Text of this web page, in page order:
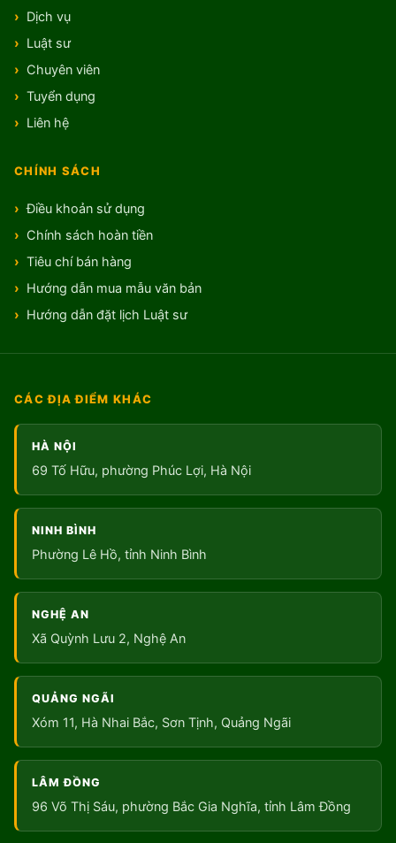
Dịch vụ
Luật sư
Chuyên viên
Tuyển dụng
Liên hệ
CHÍNH SÁCH
Điều khoản sử dụng
Chính sách hoàn tiền
Tiêu chí bán hàng
Hướng dẫn mua mẫu văn bản
Hướng dẫn đặt lịch Luật sư
CÁC ĐỊA ĐIỂM KHÁC
HÀ NỘI
69 Tố Hữu, phường Phúc Lợi, Hà Nội
NINH BÌNH
Phường Lê Hồ, tỉnh Ninh Bình
NGHỆ AN
Xã Quỳnh Lưu 2, Nghệ An
QUẢNG NGÃI
Xóm 11, Hà Nhai Bắc, Sơn Tịnh, Quảng Ngãi
LÂM ĐỒNG
96 Võ Thị Sáu, phường Bắc Gia Nghĩa, tỉnh Lâm Đồng